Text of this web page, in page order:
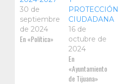
30 de
septiembre
de 2024
En «Política»
PROTECCIÓN
CIUDADANA
16 de
octubre de
2024
En
«Ayuntamiento
de Tijuana»